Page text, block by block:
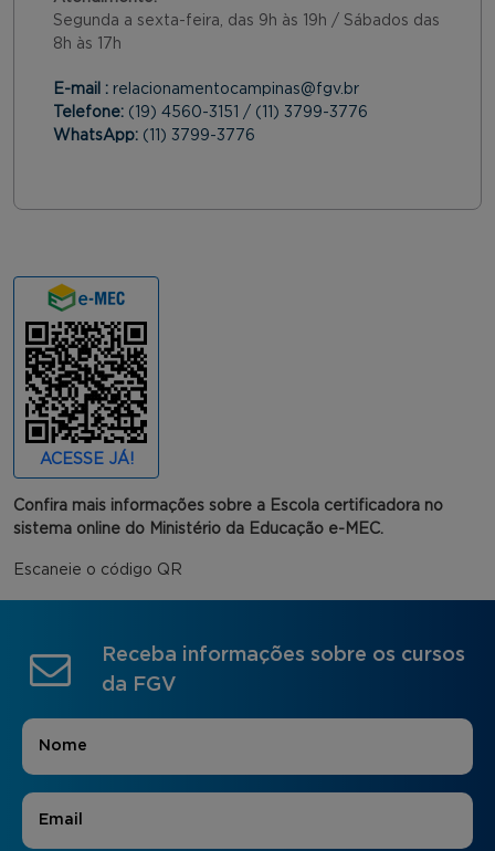
Segunda a sexta-feira, das 9h às 19h / Sábados das
8h às 17h
E-mail : relacionamentocampinas@fgv.br
Telefone: (19) 4560-3151 / (11) 3799-3776
WhatsApp: (11) 3799-3776
ACESSE JÁ!
Confira mais informações sobre a Escola certificadora no
sistema online do Ministério da Educação e-MEC.
Escaneie o código QR
Receba informações sobre os cursos
da FGV
Nome
E-mail